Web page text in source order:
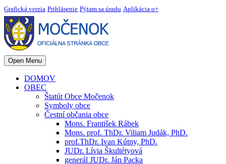
Grafická verzia Prihlásenie Pýtam sa úradu Aplikácia o+
Open Menu
DOMOV
OBEC
Štatút Obce Močenok
Symboly obce
Čestní občania obce
Mons. František Rábek
Mons. prof. ThDr. Viliam Judák, PhD.
prof.ThDr. Ivan Kútny, PhD.
JUDr. Lívia Škultétyová
generál JUDr. Ján Packa